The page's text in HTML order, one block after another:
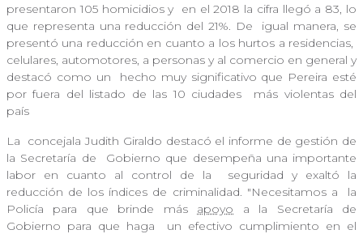
presentaron 105 homicidios y
en el 2018 la cifra llegó a 83, lo
que representa una reducción del 21%. De
igual manera, se
presentó una reducción en cuanto a los hurtos a residencias,
celulares, automotores, a personas y al comercio en general y
destacó como un
hecho muy significativo que Pereira esté
por fuera del listado de las 10 ciudades
más violentas del
país
La
concejala Judith Giraldo destacó el informe de gestión de
la Secretaría de
Gobierno que desempeña una importante
labor en cuanto al control de la
seguridad y exaltó la
reducción de los índices de criminalidad. "Necesitamos a
la
Policía para que brinde más apoyo a la Secretaría de
Gobierno para que haga
un efectivo cumplimiento en el